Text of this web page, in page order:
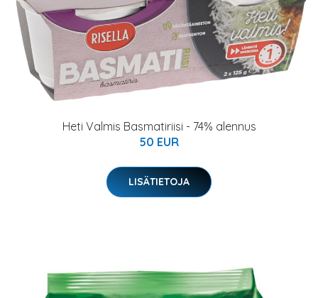
Heti Valmis Basmatiriisi - 74% alennus
50 EUR
LISÄTIETOJA